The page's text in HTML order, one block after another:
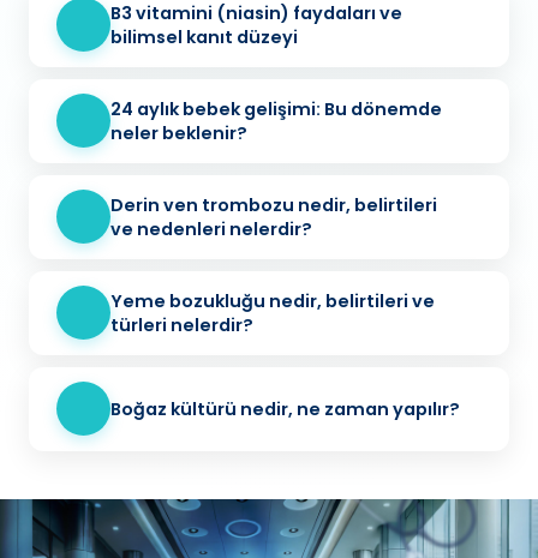
B3 vitamini (niasin) faydaları ve
bilimsel kanıt düzeyi
24 aylık bebek gelişimi: Bu dönemde
neler beklenir?
Derin ven trombozu nedir, belirtileri
ve nedenleri nelerdir?
Yeme bozukluğu nedir, belirtileri ve
türleri nelerdir?
Boğaz kültürü nedir, ne zaman yapılır?